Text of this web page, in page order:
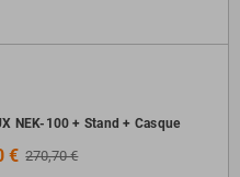
NEK-100 + Stand + Casque
€ 270,70 €